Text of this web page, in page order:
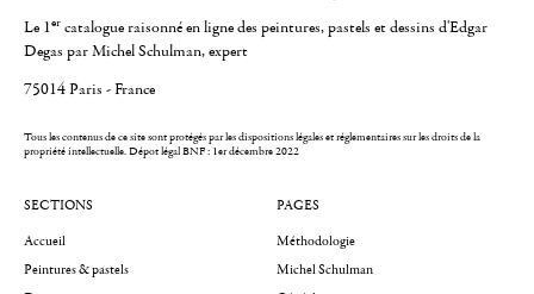
Le 1er catalogue raisonné en ligne des peintures, pastels et dessins d'Edgar
Degas par Michel Schulman, expert
75014 Paris - France
Tous les contenus de ce site sont protégés par les dispositions légales et réglementaires sur les droits de la
propriété intellectuelle.Dépot légal BNF : 1er décembre 2022
SECTIONS
Accueil
Peintures & pastels
PAGES
Méthodologie
Michel Schulman